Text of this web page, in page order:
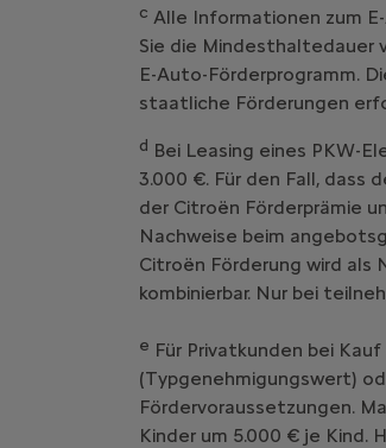
c Alle Informationen zum
Sie die Mindesthaltedauer
E-Auto-Förderprogramm.
staatliche Förderungen
d Bei Leasing eines PKW-
3.000 €. Für den Fall,
der Citroën Förderprämie
Nachweise beim
Citroën Förderung wird als
kombinierbar. Nur bei
e Für Privatkunden bei
(Typgenehmigungswert)
Fördervoraussetzungen.
Kinder um 5.000 € je Kind.